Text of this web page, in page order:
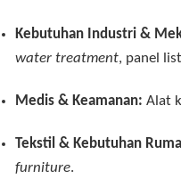
Kebutuhan Industri &
water treatment, panel
Medis & Keamanan: Alat
Tekstil & Kebutuhan
furniture.